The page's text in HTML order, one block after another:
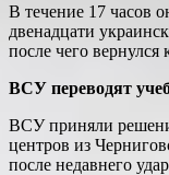
В течение 17 часов
двенадцати
после чего
ВСУ переводят
ВСУ приняли
центров из
после недавнего